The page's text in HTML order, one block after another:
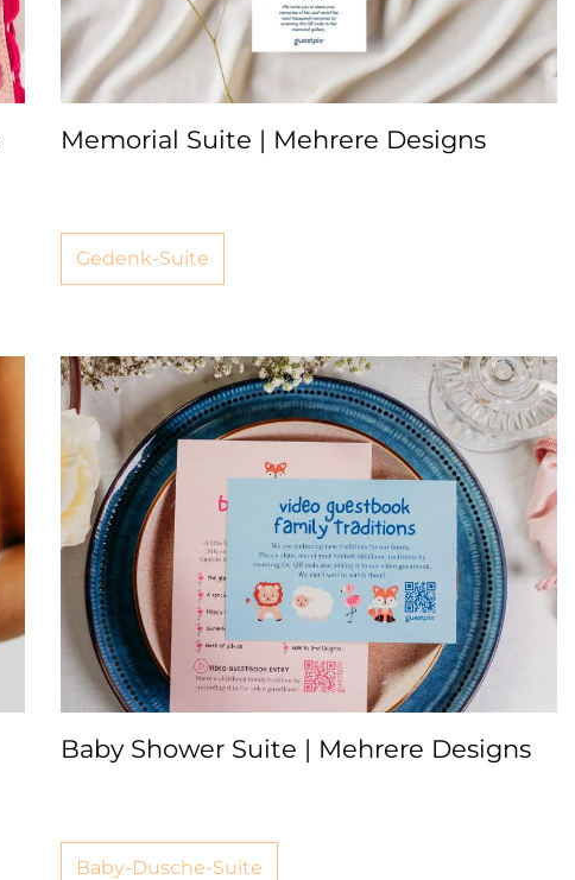
Memorial Suite | Mehrere Designs
Gedenk-Suite
Baby Shower Suite | Mehrere Designs
Baby-Dusche-Suite